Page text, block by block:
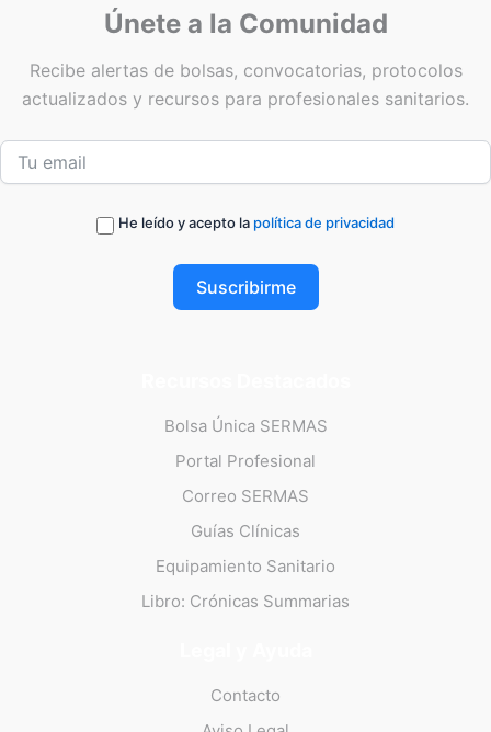
Únete a la Comunidad
Recibe alertas de bolsas, convocatorias, protocolos
actualizados y recursos para profesionales sanitarios.
He leído y acepto la política de privacidad
Suscribirme
Bolsa Única SERMAS
Portal Profesional
Correo SERMAS
Guías Clínicas
Equipamiento Sanitario
Libro: Crónicas Summarias
Contacto